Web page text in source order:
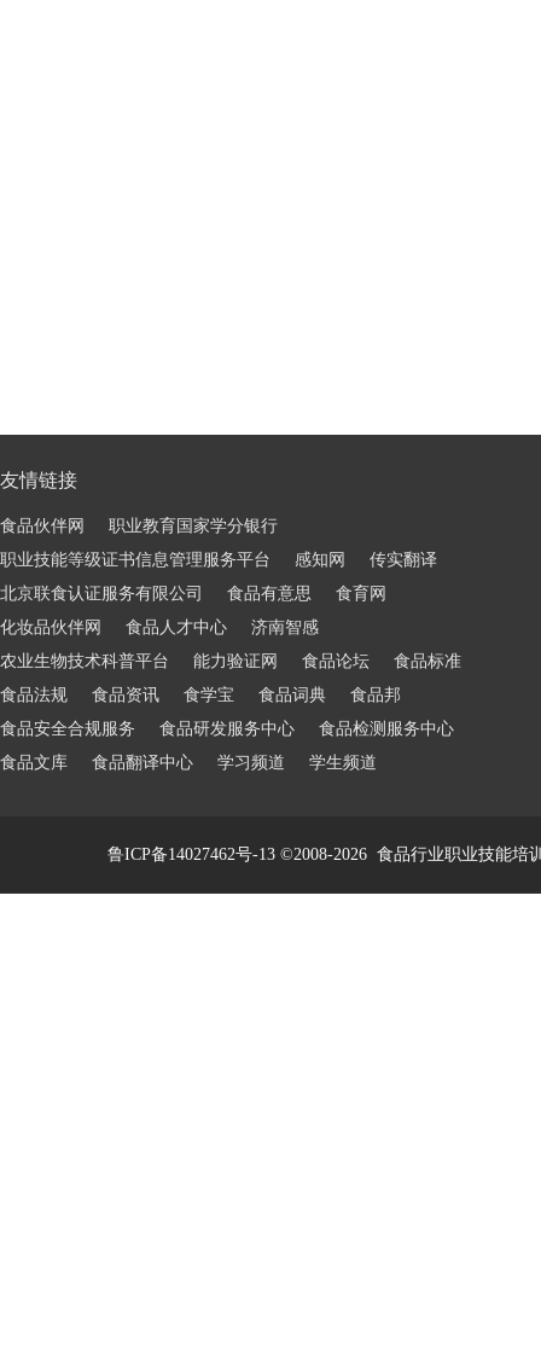
友情链接
食品伙伴网
职业教育国家学分银行
职业技能等级证书信息管理服务平台
感知网
传实翻译
北京联食认证服务有限公司
食品有意思
食育网
化妆品伙伴网
食品人才中心
济南智感
农业生物技术科普平台
能力验证网 食品论坛
食品标准
食品法规
食品资讯 食学宝 食品词典
食品邦
食品安全合规服务
食品研发服务中心
食品检测服务中心
食品文库
食品翻译中心 学习频道 学生频道
鲁ICP备14027462号-13©2008-2026 食品行业职业技能培